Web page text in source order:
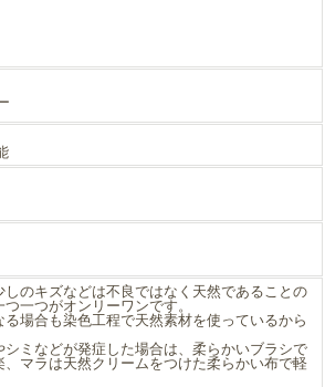
のキズなどは不良ではなく天然であることの
一つがオンリーワンです。
場合も染色工程で天然素材を使っているから
ミなどが発症した場合は、柔らかいブラシで
、マラは天然クリームをつけた柔らかい布で軽